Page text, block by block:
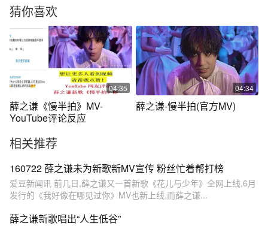
猜你喜欢
04:35
薛之谦《慢半拍》MV-
YouTube评论反应
04:34
薛之谦-慢半拍(官方MV)
相关推荐
160722 薛之谦未为新歌新MV宣传 粉丝忙着帮打榜
爱豆新闻讯 前几日,薛之谦又一首新歌《花儿与少年》全网上线,6月
发行的《我好像在哪见过你》MV也新上线,而薛之谦...
薛之谦新歌唱出“人生低谷”